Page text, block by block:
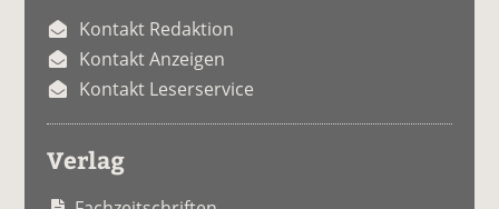
Kontakt Redaktion
Kontakt Anzeigen
Kontakt Leserservice
Verlag